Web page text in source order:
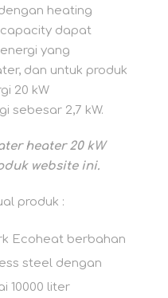
heating
dapat
yang
dan untuk produk
20 kW
sebesar 2,7 kW.
heater 20 kW
website ini.
produk :
Ecoheat berbahan
steel dengan
10000 liter